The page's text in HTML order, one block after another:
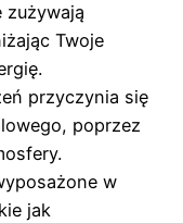
zużywają
Twoje
przyczynia się
poprzez
w
jak